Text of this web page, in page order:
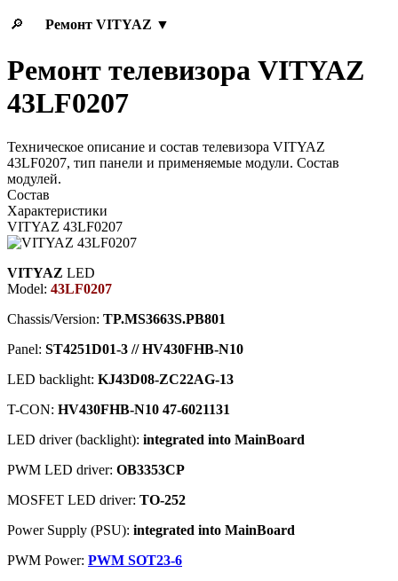
🔎 Ремонт VITYAZ ▼
Ремонт телевизора VITYAZ
43LF0207
Техническое описание и состав телевизора VITYAZ
43LF0207, тип панели и применяемые модули. Состав
модулей.
Состав
Характеристики
VITYAZ 43LF0207
VITYAZ LED
Model: 43LF0207
Chassis/Version: TP.MS3663S.PB801
Panel: ST4251D01-3 // HV430FHB-N10
LED backlight: KJ43D08-ZC22AG-13
T-CON: HV430FHB-N10 47-6021131
LED driver (backlight): integrated into MainBoard
PWM LED driver: OB3353CP
MOSFET LED driver: TO-252
Power Supply (PSU): integrated into MainBoard
PWM Power: PWM SOT23-6